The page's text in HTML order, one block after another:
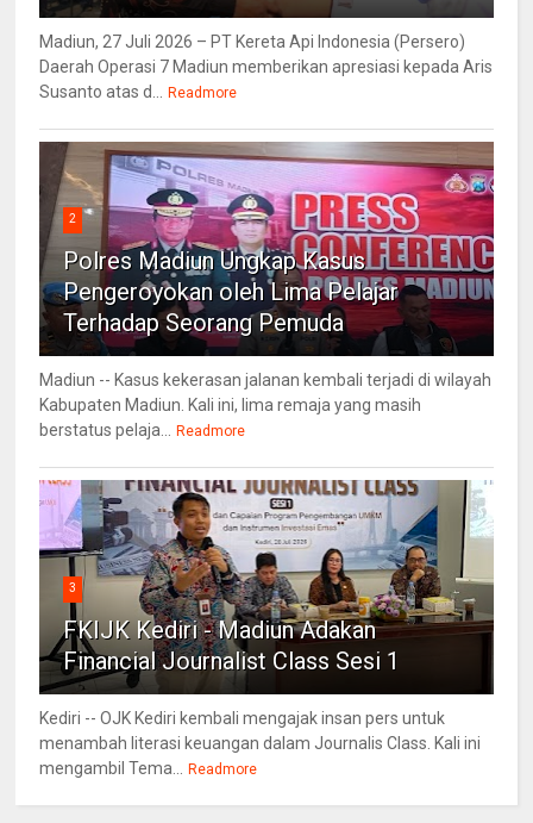
Madiun, 27 Juli 2026 – PT Kereta Api Indonesia (Persero)
Daerah Operasi 7 Madiun memberikan apresiasi kepada Aris
Susanto atas d...
Readmore
2
Polres Madiun Ungkap Kasus
Pengeroyokan oleh Lima Pelajar
Terhadap Seorang Pemuda
Madiun -- Kasus kekerasan jalanan kembali terjadi di wilayah
Kabupaten Madiun. Kali ini, lima remaja yang masih
berstatus pelaja...
Readmore
3
FKIJK Kediri - Madiun Adakan
Financial Journalist Class Sesi 1
Kediri -- OJK Kediri kembali mengajak insan pers untuk
menambah literasi keuangan dalam Journalis Class. Kali ini
mengambil Tema...
Readmore